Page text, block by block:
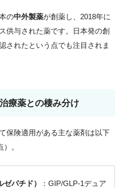
の中外製薬が創薬し、2018年に
供与された薬です。日本発の創
されたという点でも注目されま
療薬との棲み分け
保険適用がある主な薬剤は以下
。
パチド）
：GIP/GLP-1デュア